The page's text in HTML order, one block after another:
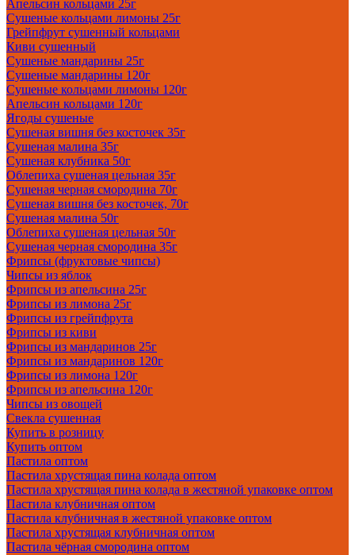
Апельсин кольцами 25г
Сушеные кольцами лимоны 25г
Грейпфрут сушенный кольцами
Киви сушенный
Сушеные мандарины 25г
Сушеные мандарины 120г
Сушеные кольцами лимоны 120г
Апельсин кольцами 120г
Ягоды сушеные
Сушеная вишня без косточек 35г
Сушеная малина 35г
Сушеная клубника 50г
Облепиха сушеная цельная 35г
Сушеная черная смородина 70г
Сушеная вишня без косточек, 70г
Сушеная малина 50г
Облепиха сушеная цельная 50г
Сушеная черная смородина 35г
Фрипсы (фруктовые чипсы)
Чипсы из яблок
Фрипсы из апельсина 25г
Фрипсы из лимона 25г
Фрипсы из грейпфрута
Фрипсы из киви
Фрипсы из мандаринов 25г
Фрипсы из мандаринов 120г
Фрипсы из лимона 120г
Фрипсы из апельсина 120г
Чипсы из овощей
Свекла сушенная
Купить в розницу
Купить оптом
Пастила оптом
Пастила хрустящая пина колада оптом
Пастила хрустящая пина колада в жестяной упаковке оптом
Пастила клубничная оптом
Пастила клубничная в жестяной упаковке оптом
Пастила хрустящая клубничная оптом
Пастила чёрная смородина оптом